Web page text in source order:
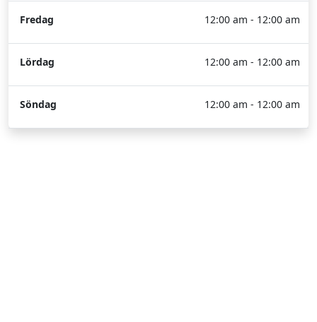
Fredag 12:00 am - 12:00 am
Lördag 12:00 am - 12:00 am
Söndag 12:00 am - 12:00 am